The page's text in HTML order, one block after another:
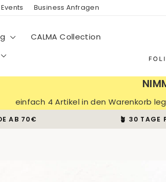
Business Anfragen
CALMA Collection
einfach 4 Artikel in den Warenkorb
AB 70€ 🪴 30 TAGE